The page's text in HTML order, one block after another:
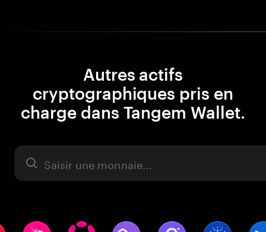
Autres actifs
cryptographiques pris en
charge dans Tangem Wallet.
Actifs